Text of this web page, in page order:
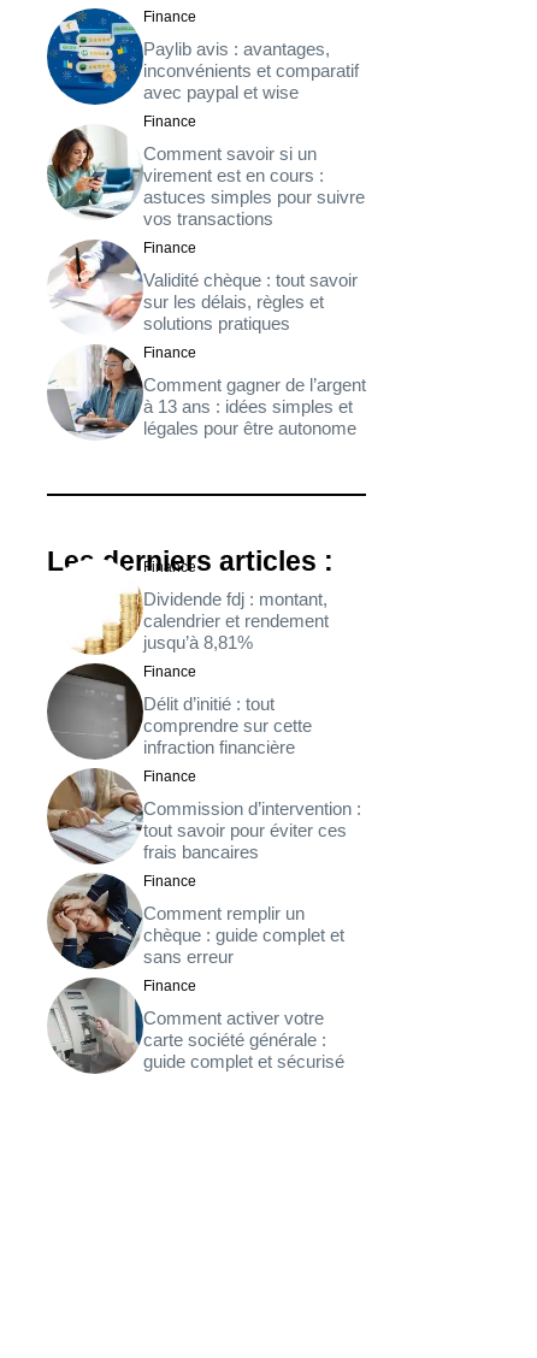
Finance
Paylib avis : avantages,
inconvénients et comparatif
avec paypal et wise
Finance
Comment savoir si un
virement est en cours :
astuces simples pour suivre
vos transactions
Finance
Validité chèque : tout savoir
sur les délais, règles et
solutions pratiques
Finance
Comment gagner de l’argent
à 13 ans : idées simples et
légales pour être autonome
Les derniers articles :
Finance
Dividende fdj : montant,
calendrier et rendement
jusqu’à 8,81%
Finance
Délit d’initié : tout
comprendre sur cette
infraction financière
Finance
Commission d’intervention :
tout savoir pour éviter ces
frais bancaires
Finance
Comment remplir un
chèque : guide complet et
sans erreur
Finance
Comment activer votre
carte société générale :
guide complet et sécurisé